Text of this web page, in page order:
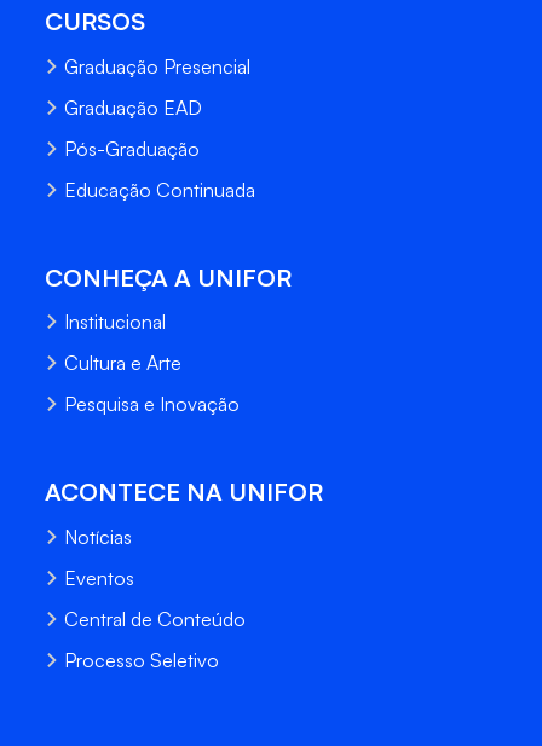
CURSOS
Graduação Presencial
Graduação EAD
Pós-Graduação
Educação Continuada
CONHEÇA A UNIFOR
Institucional
Cultura e Arte
Pesquisa e Inovação
ACONTECE NA UNIFOR
Notícias
Eventos
Central de Conteúdo
Processo Seletivo